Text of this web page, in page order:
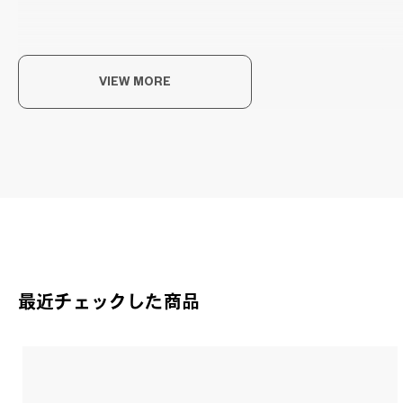
VIEW MORE
最近チェックした商品